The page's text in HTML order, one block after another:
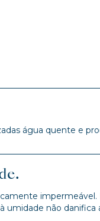
água quente e
umidade não